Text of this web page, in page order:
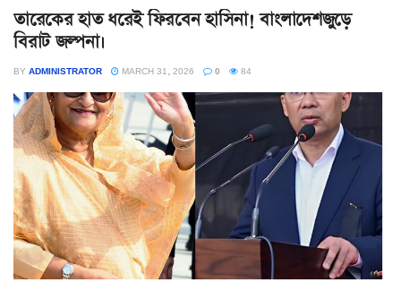
তারেকের হাত ধরেই ফিরবেন হাসিনা! বাংলাদেশজুড়ে
বিরাট জল্পনা।
BY ADMINISTRATOR MARCH 31, 2026 0 84